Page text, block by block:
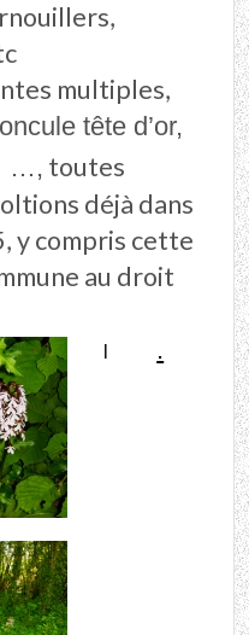
multiples,
tête d’or,
…, toutes
déjà dans
y compris cette
au droit
.